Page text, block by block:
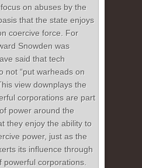
on abuses by the
that the state enjoys
coercive force. For
Snowden was
said that tech
not “put warheads on
view downplays the
corporations are part
power around the
they enjoy the ability to
power, just as the
its influence through
powerful corporations.